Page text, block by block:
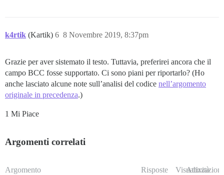
k4rtik (Kartik) 8 Novembre 2019, 8:37pm
6
Grazie per aver sistemato il testo. Tuttavia, preferirei ancora che il
campo BCC fosse supportato. Ci sono piani per riportarlo? (Ho
anche lasciato alcune note sull’analisi del codice nell’argomento
originale in precedenza.)
1 Mi Piace
Argomenti correlati
Argomento Risposte Visualizzazioni
Attività